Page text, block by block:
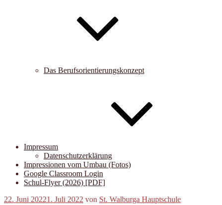
Das Berufsorientierungskonzept
Impressum
Datenschutzerklärung
Impressionen vom Umbau (Fotos)
Google Classroom Login
Schul-Flyer (2026) [PDF]
Veröffentlicht
22. Juni 20221. Juli 2022 von St. Walburga Hauptschule